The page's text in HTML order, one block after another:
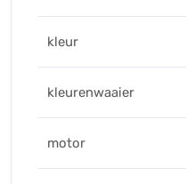
kleur
kleurenwaaier
motor